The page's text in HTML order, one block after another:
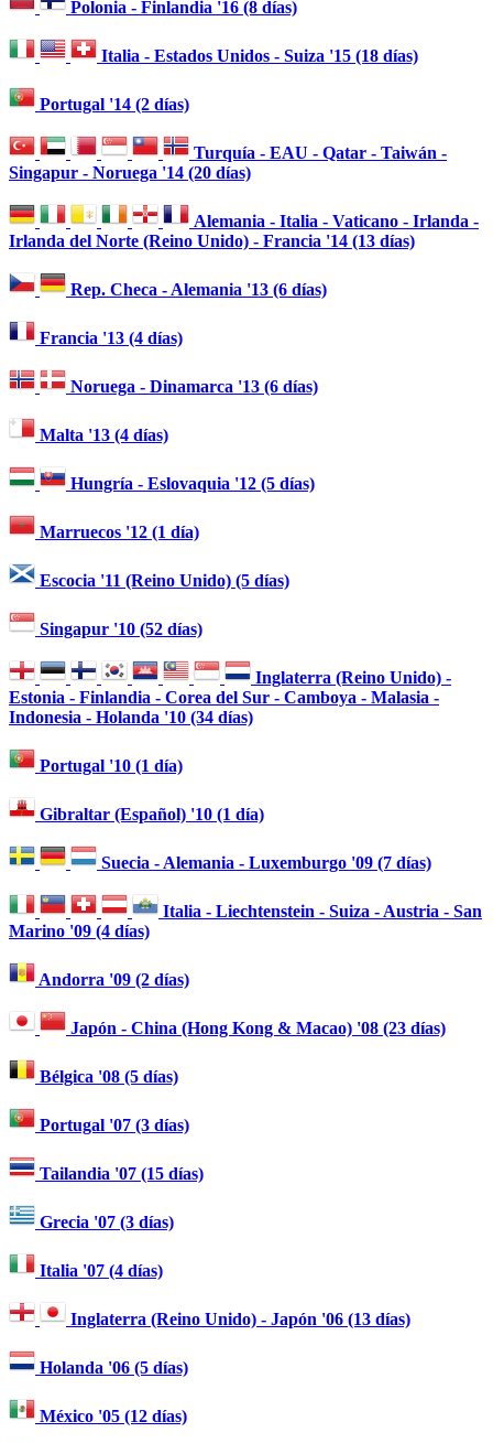
Polonia - Finlandia '16 (8 días)
Italia - Estados Unidos - Suiza '15 (18 días)
Portugal '14 (2 días)
Turquía - EAU - Qatar - Taiwán -
Singapur - Noruega '14 (20 días)
Alemania - Italia - Vaticano - Irlanda -
Irlanda del Norte (Reino Unido) - Francia '14 (13 días)
Rep. Checa - Alemania '13 (6 días)
Francia '13 (4 días)
Noruega - Dinamarca '13 (6 días)
Malta '13 (4 días)
Hungría - Eslovaquia '12 (5 días)
Marruecos '12 (1 día)
Escocia '11 (Reino Unido) (5 días)
Singapur '10 (52 días)
Inglaterra (Reino Unido) -
Estonia - Finlandia - Corea del Sur - Camboya - Malasia -
Indonesia - Holanda '10 (34 días)
Portugal '10 (1 día)
Gibraltar (Español) '10 (1 día)
Suecia - Alemania - Luxemburgo '09 (7 días)
Italia - Liechtenstein - Suiza - Austria - San
Marino '09 (4 días)
Andorra '09 (2 días)
Japón - China (Hong Kong & Macao) '08 (23 días)
Bélgica '08 (5 días)
Portugal '07 (3 días)
Tailandia '07 (15 días)
Grecia '07 (3 días)
Italia '07 (4 días)
Inglaterra (Reino Unido) - Japón '06 (13 días)
Holanda '06 (5 días)
México '05 (12 días)